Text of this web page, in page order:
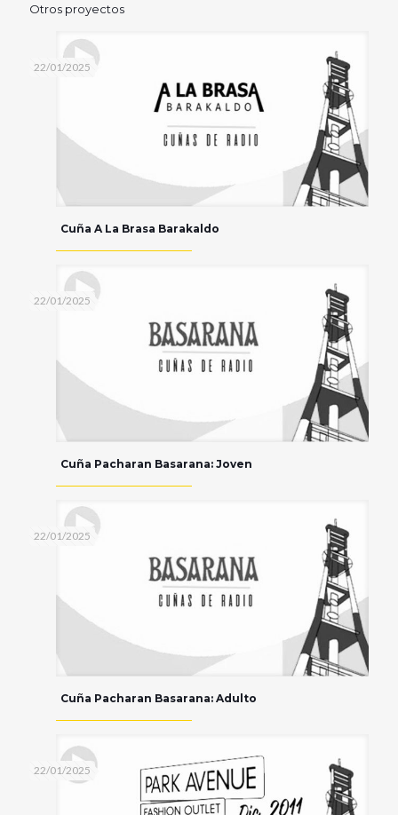
Otros proyectos
22/01/2025
Cuña A La Brasa Barakaldo
22/01/2025
Cuña Pacharan Basarana: Joven
22/01/2025
Cuña Pacharan Basarana: Adulto
22/01/2025